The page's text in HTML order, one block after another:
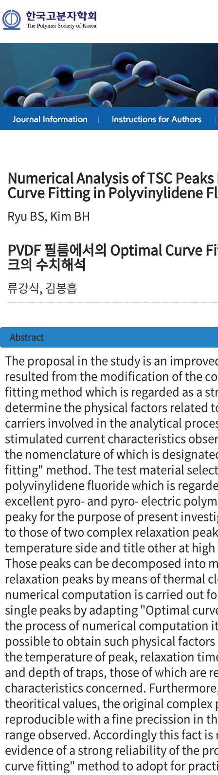
Numerical Analysis of TSC
Curve Fitting in Polyvinylidene
Ryu BS, Kim BH
PVDF 필름에서의 Optimal Curve
크의 수치해석
류강식, 김봉흡
Abstract
The proposal in the study is an
resulted from the modification of the
fitting method which is regarded as a
determine the physical factors related
carriers involved in the analytical
stimulated current characteristics
the nomenclature of which is
fitting" method. The test material
polyvinylidene fluoride which is
excellent pyro- and pyro- electric
peaky for the purpose of present
to those of two complex relaxation
temperature side and title other at
Those peaks can be decomposed into
relaxation peaks by means of thermal
numerical computation is carried out
single peaks by adapting "Optimal
the process of numerical computation
possible to obtain such physical
the temperature of peak, relaxation
and depth of traps, those of which are
characteristics concerned.
theoritical values, the original complex
reproducible with a fine precission in
range observed. Accordingly this fact is
evidence of a strong reliability of the
curve fitting" method to adopt for